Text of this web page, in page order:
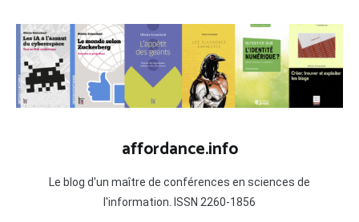
contenu
affordance.info
Le blog d'un maître de conférences en sciences de
l'information. ISSN 2260-1856